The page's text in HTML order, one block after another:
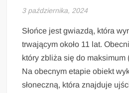
3 października, 2024
Słońce jest gwiazdą, która
trwającym około 11 lat.
który zbliża się do maksimum
Na obecnym etapie obiekt
słoneczną, która znajduje